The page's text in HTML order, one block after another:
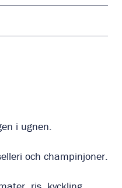
i ugnen.
och champinjoner.